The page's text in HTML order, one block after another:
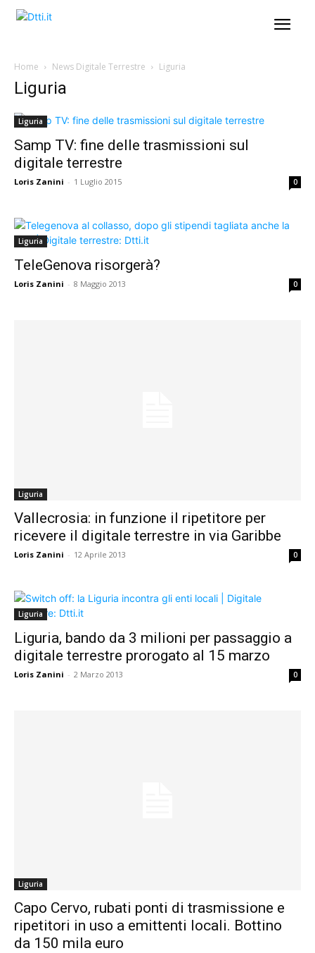
Home News Digitale Terrestre Liguria
Liguria
Liguria
Samp TV: fine delle trasmissioni sul
digitale terrestre
Loris Zanini - 1 Luglio 2015 0
Liguria
TeleGenova risorgerà?
Loris Zanini - 8 Maggio 2013 0
Liguria
Vallecrosia: in funzione il ripetitore per
ricevere il digitale terrestre in via Garibbe
Loris Zanini - 12 Aprile 2013 0
Liguria
Liguria, bando da 3 milioni per passaggio a
digitale terrestre prorogato al 15 marzo
Loris Zanini - 2 Marzo 2013 0
Liguria
Capo Cervo, rubati ponti di trasmissione e
ripetitori in uso a emittenti locali. Bottino
da 150 mila euro